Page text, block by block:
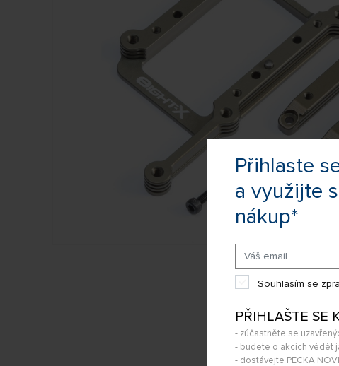
Přihlaste
a využijte
nákup*
Souhlasím se
PŘIHLAŠTE SE
- zúčastněte se
- budete o akcích vědět
- dostávejte PECKA